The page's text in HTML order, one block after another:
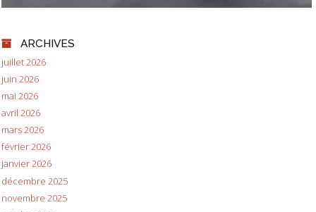
ARCHIVES
juillet 2026
juin 2026
mai 2026
avril 2026
mars 2026
février 2026
janvier 2026
décembre 2025
novembre 2025